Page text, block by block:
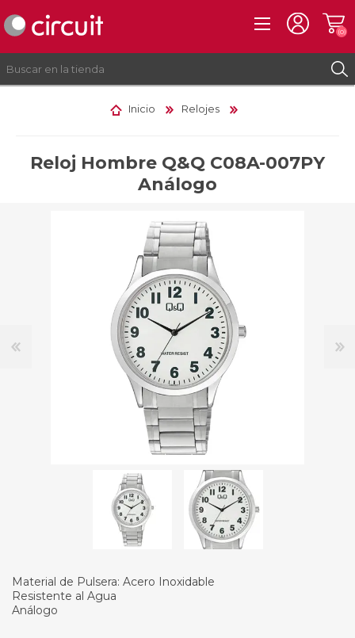
INICIAR SESIÓN
(0)
Inicio Relojes
Reloj Hombre Q&Q C08A-007PY
Análogo
Material de Pulsera: Acero Inoxidable
Resistente al Agua
Análogo